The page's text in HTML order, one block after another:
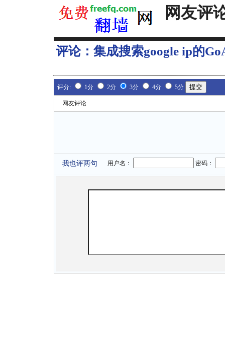
网友评
评论： 集成搜索google ip的
评分: 1分 2分 3分 4分 5分
网友评论
我也评两句 用户名： 密码：